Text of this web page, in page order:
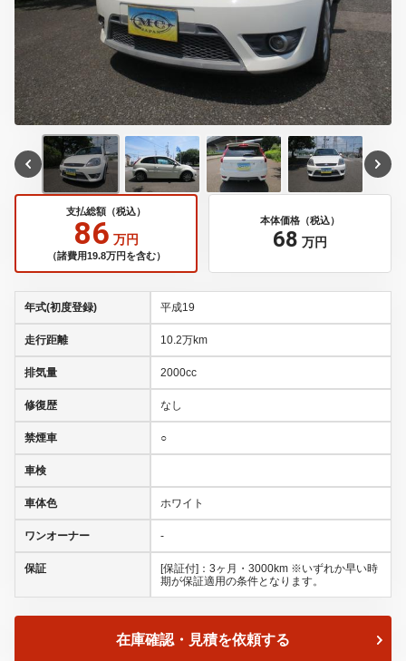
支払総額（税込）
86 万円
（諸費用19.8万円を含む）
本体価格（税込）
68 万円
年式(初度登録) 平成19
走行距離 10.2万km
排気量 2000cc
修復歴 なし
禁煙車 ○
車検
車体色 ホワイト
ワンオーナー -
保証
[保証付]：3ヶ月・3000km ※いずれか早い時
期が保証適用の条件となります。
在庫確認・見積を依頼する